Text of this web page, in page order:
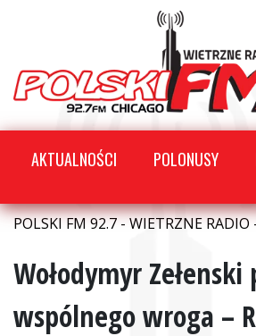
AKTUALNOŚCI POLONUSY
POLSKI FM 92.7 - WIETRZNE RADIO
Wołodymyr
wspólnego wroga –